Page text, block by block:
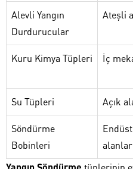
Alevli Yangın
Durdurucular
Ateşli
Kuru Kimya Tüpleri İç
Su Tüpleri Açık
Söndürme
Bobinleri
alanlar